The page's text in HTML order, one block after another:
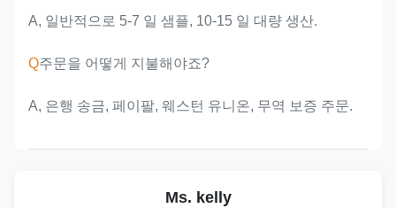
A, 일반적으로 5-7 일 샘플, 10-15 일 대량 생산.
Q주문을 어떻게 지불해야죠?
A, 은행 송금, 페이팔, 웨스턴 유니온, 무역 보증 주문.
Ms. kelly